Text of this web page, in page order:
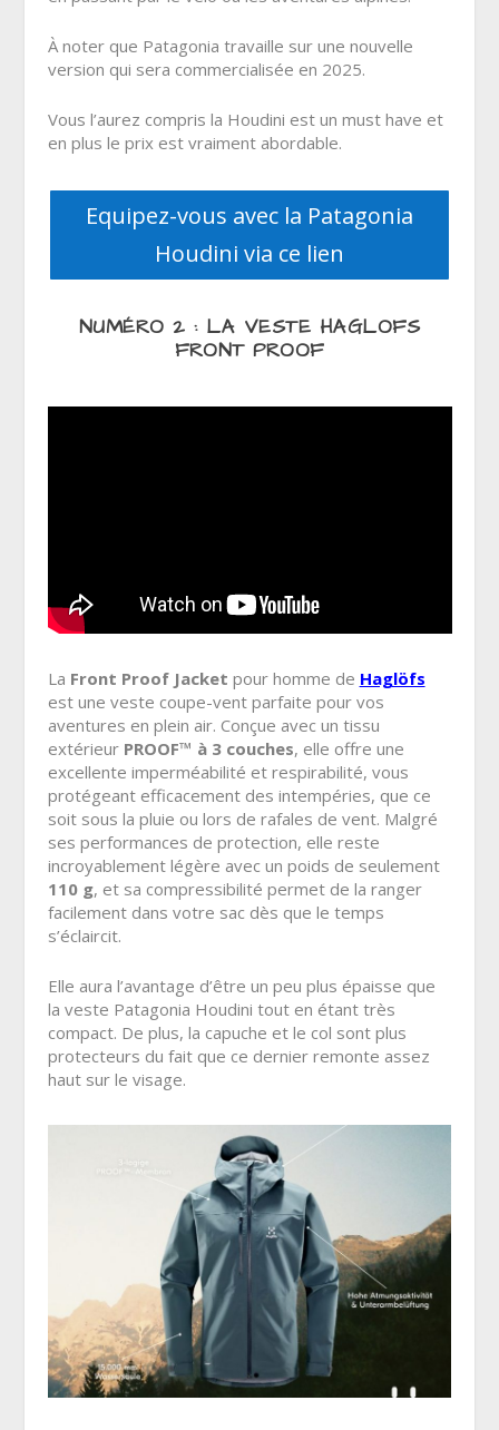
À noter que Patagonia travaille sur une nouvelle
version qui sera commercialisée en 2025.
Vous l’aurez compris la Houdini est un must have et
en plus le prix est vraiment abordable.
Equipez-vous avec la Patagonia
Houdini via ce lien
NUMÉRO 2 : LA VESTE HAGLOFS
FRONT PROOF
La Front Proof Jacket pour homme de Haglöfs
est une veste coupe-vent parfaite pour vos
aventures en plein air. Conçue avec un tissu
extérieur PROOF™ à 3 couches, elle offre une
excellente imperméabilité et respirabilité, vous
protégeant efficacement des intempéries, que ce
soit sous la pluie ou lors de rafales de vent. Malgré
ses performances de protection, elle reste
incroyablement légère avec un poids de seulement
110 g, et sa compressibilité permet de la ranger
facilement dans votre sac dès que le temps
s’éclaircit.
Elle aura l’avantage d’être un peu plus épaisse que
la veste Patagonia Houdini tout en étant très
compact. De plus, la capuche et le col sont plus
protecteurs du fait que ce dernier remonte assez
haut sur le visage.